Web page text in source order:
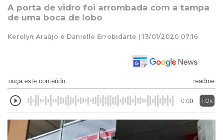
A porta de vidro foi arrombada com a tampa
de uma boca de lobo
Kerolyn Araújo e Danielle Errobidarte | 13/01/2020 07:16
ouça este conteúdo readme
0:00 1.0x